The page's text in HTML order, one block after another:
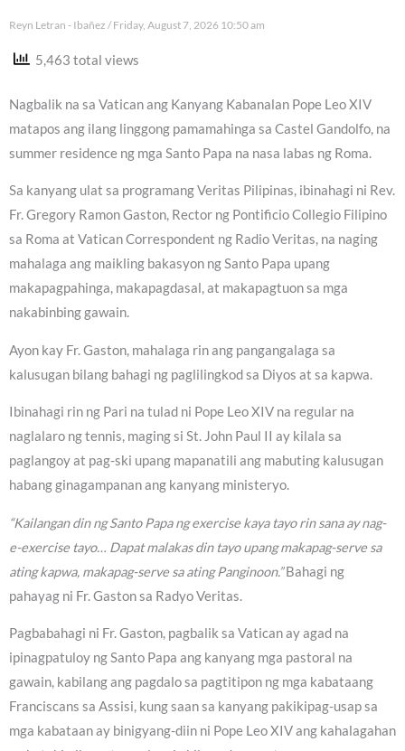
Reyn Letran - Ibañez Friday, August 7, 2026 10:50 am
5,463 total views
Nagbalik na sa Vatican ang Kanyang Kabanalan Pope Leo XIV
matapos ang ilang linggong pamamahinga sa Castel Gandolfo, na
summer residence ng mga Santo Papa na nasa labas ng Roma.
Sa kanyang ulat sa programang Veritas Pilipinas, ibinahagi ni Rev.
Fr. Gregory Ramon Gaston, Rector ng Pontificio Collegio Filipino
sa Roma at Vatican Correspondent ng Radio Veritas, na naging
mahalaga ang maikling bakasyon ng Santo Papa upang
makapagpahinga, makapagdasal, at makapagtuon sa mga
nakabinbing gawain.
Ayon kay Fr. Gaston, mahalaga rin ang pangangalaga sa
kalusugan bilang bahagi ng paglilingkod sa Diyos at sa kapwa.
Ibinahagi rin ng Pari na tulad ni Pope Leo XIV na regular na
naglalaro ng tennis, maging si St. John Paul II ay kilala sa
paglangoy at pag-ski upang mapanatili ang mabuting kalusugan
habang ginagampanan ang kanyang ministeryo.
“Kailangan din ng Santo Papa ng exercise kaya tayo rin sana ay nag-
e-exercise tayo… Dapat malakas din tayo upang makapag-serve sa
ating kapwa, makapag-serve sa ating Panginoon.”Bahagi ng
pahayag ni Fr. Gaston sa Radyo Veritas.
Pagbabahagi ni Fr. Gaston, pagbalik sa Vatican ay agad na
ipinagpatuloy ng Santo Papa ang kanyang mga pastoral na
gawain, kabilang ang pagdalo sa pagtitipon ng mga kabataang
Franciscans sa Assisi, kung saan sa kanyang pakikipag-usap sa
mga kabataan ay binigyang-diin ni Pope Leo XIV ang kahalagahan